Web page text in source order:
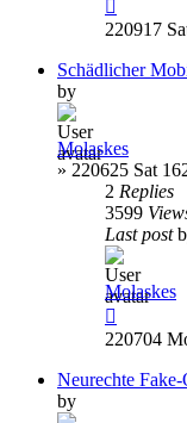
220917
Schädlicher
by
Molaskes
» 220625 Sat
2 Replies
3599
Last post
Molaskes
220704
Neurechte
by